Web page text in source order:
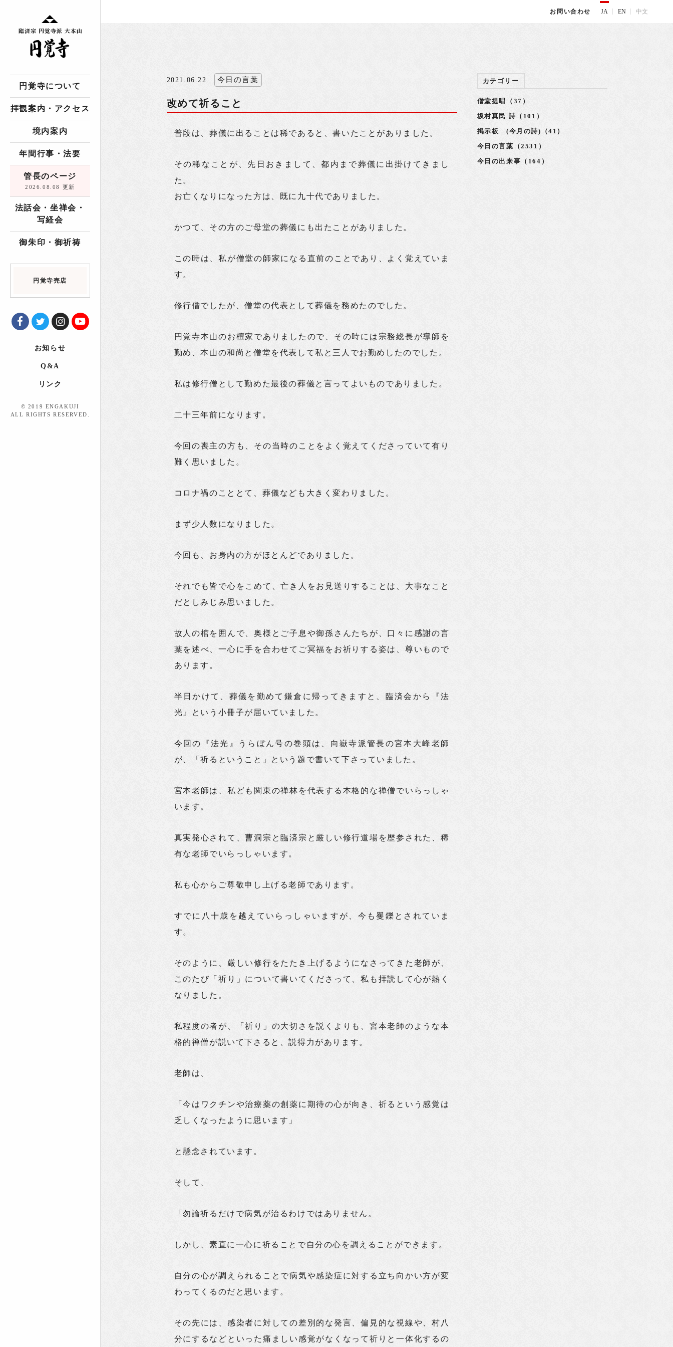
円覚寺について
拝観案内・アクセス
境内案内
年間行事・法要
管長のページ
2026.08.08 更新
法話会・坐禅会・
写経会
御朱印・御祈祷
円覚寺売店
お知らせ
Q&A
リンク
© 2019 ENGAKUJI
ALL RIGHTS RESERVED.
お問い合わせ JA EN 中文
2021.06.22 今日の言葉
改めて祈ること
普段は、葬儀に出ることは稀であると、書いたことがありました。
その稀なことが、先日おきまして、都内まで葬儀に出掛けてきまし
た。
お亡くなりになった方は、既に九十代でありました。
かつて、その方のご母堂の葬儀にも出たことがありました。
この時は、私が僧堂の師家になる直前のことであり、よく覚えていま
す。
修行僧でしたが、僧堂の代表として葬儀を務めたのでした。
円覚寺本山のお檀家でありましたので、その時には宗務総長が導師を
勤め、本山の和尚と僧堂を代表して私と三人でお勤めしたのでした。
私は修行僧として勤めた最後の葬儀と言ってよいものでありました。
二十三年前になります。
今回の喪主の方も、その当時のことをよく覚えてくださっていて有り
難く思いました。
コロナ禍のこととて、葬儀なども大きく変わりました。
まず少人数になりました。
今回も、お身内の方がほとんどでありました。
それでも皆で心をこめて、亡き人をお見送りすることは、大事なこと
だとしみじみ思いました。
故人の棺を囲んで、奥様とご子息や御孫さんたちが、口々に感謝の言
葉を述べ、一心に手を合わせてご冥福をお祈りする姿は、尊いもので
あります。
半日かけて、葬儀を勤めて鎌倉に帰ってきますと、臨済会から『法
光』という小冊子が届いていました。
今回の『法光』うらぼん号の巻頭は、向嶽寺派管長の宮本大峰老師
が、「祈るということ」という題で書いて下さっていました。
宮本老師は、私ども関東の禅林を代表する本格的な禅僧でいらっしゃ
います。
真実発心されて、曹洞宗と臨済宗と厳しい修行道場を歴参された、稀
有な老師でいらっしゃいます。
私も心からご尊敬申し上げる老師であります。
すでに八十歳を越えていらっしゃいますが、今も矍鑠とされていま
す。
そのように、厳しい修行をたたき上げるようになさってきた老師が、
このたび「祈り」について書いてくださって、私も拝読して心が熱く
なりました。
私程度の者が、「祈り」の大切さを説くよりも、宮本老師のような本
格的禅僧が説いて下さると、説得力があります。
老師は、
「今はワクチンや治療薬の創薬に期待の心が向き、祈るという感覚は
乏しくなったように思います」
と懸念されています。
そして、
「勿論祈るだけで病気が治るわけではありません。
しかし、素直に一心に祈ることで自分の心を調えることができます。
自分の心が調えられることで病気や感染症に対する立ち向かい方が変
わってくるのだと思います。
その先には、感染者に対しての差別的な発言、偏見的な視線や、村八
分にするなどといった痛ましい感覚がなくなって祈りと一体化するの
カテゴリー
僧堂提唱（37）
坂村真民 詩（101）
掲示板 (今月の詩)（41）
今日の言葉（2531）
今日の出来事（164）